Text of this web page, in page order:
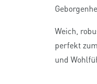
Weich,
perfekt
und